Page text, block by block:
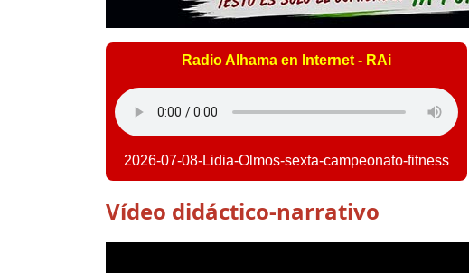
Radio Alhama en Internet - RAi
2026-07-08-Lidia-Olmos-sexta-campeonato-fitness
Vídeo didáctico-narrativo